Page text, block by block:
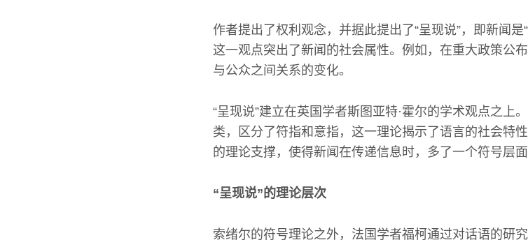
作者提出了权利观念，并据此提出了“呈现说”，即新闻是
这一观点突出了新闻的社会属性。例如，在重大政策公
与公众之间关系的变化。
“呈现说”建立在英国学者斯图亚特·霍尔的学术观点之上
类，区分了符指和意指，这一理论揭示了语言的社会特
的理论支撑，使得新闻在传递信息时，多了一个符号层面
“呈现说”的理论层次
索绪尔的符号理论之外，法国学者福柯通过对话语的研